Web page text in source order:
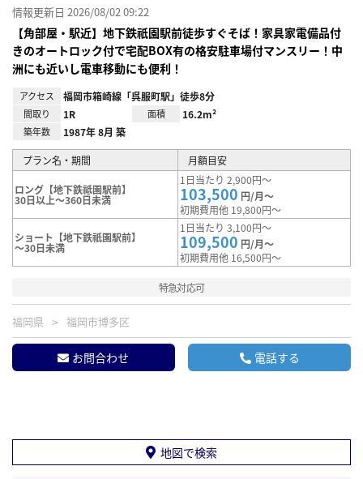
情報更新日 2026/08/02 09:22
【角部屋・駅近】地下鉄祇園駅前徒歩すぐそば！家具家電備品付
きのオートロック付で宅配BOX有の格安駐車場付マンスリー！中
洲にも近いし電車移動にも便利！
アクセス 福岡市箱崎線「呉服町駅」徒歩8分
間取り 1R 面積 16.2m²
築年数 1987年 8月 築
プラン名・期間 月額目安
ロング【地下鉄祗園駅前】
30日以上～360日未満
1日当たり 2,900円～
103,500 円/月～
初期費用他 19,800円～
ショート【地下鉄祇園駅前】
～30日未満
1日当たり 3,100円～
109,500 円/月～
初期費用他 16,500円～
特急対応可
福岡県 福岡市博多区
お問合わせ 電話する
地図で検索